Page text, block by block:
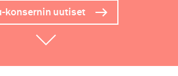
konsernin uutiset